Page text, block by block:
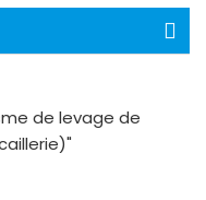
de levage de